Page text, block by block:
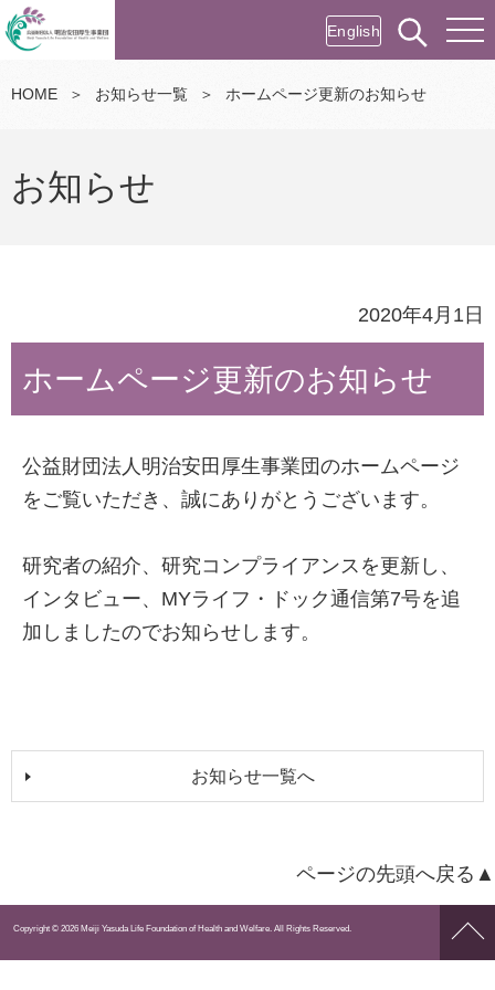
English
HOME ＞ お知らせ一覧 ＞ ホームページ更新のお知らせ
お知らせ
2020年4月1日
ホームページ更新のお知らせ
公益財団法人明治安田厚生事業団のホームページ
をご覧いただき、誠にありがとうございます。
研究者の紹介、研究コンプライアンスを更新し、
インタビュー、MYライフ・ドック通信第7号を追
加しましたのでお知らせします。
お知らせ一覧へ
ページの先頭へ戻る▲
ペー
Copyright © 2026 Meiji Yasuda Life Foundation of Health and Welfare. All Rights Reserved.